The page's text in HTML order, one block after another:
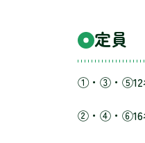
定員
①・③・⑤12
②・④・⑥16